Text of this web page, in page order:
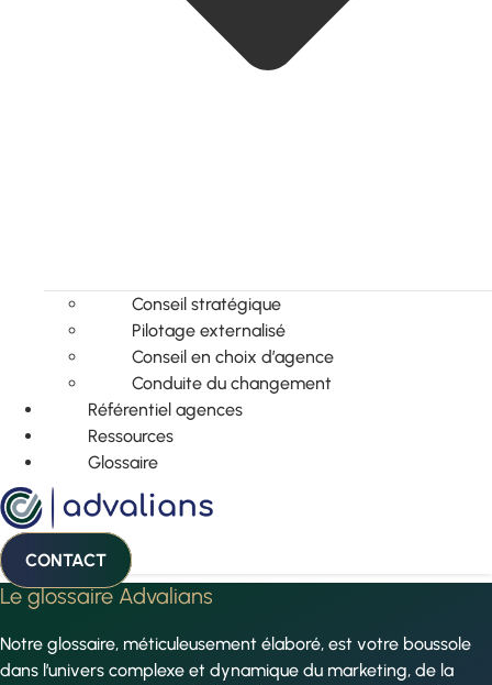
Conseil stratégique
Pilotage externalisé
Conseil en choix d’agence
Conduite du changement
Référentiel agences
Ressources
Glossaire
CONTACT
Le glossaire Advalians
Notre glossaire, méticuleusement élaboré, est votre boussole
dans l’univers complexe et dynamique du marketing, de la